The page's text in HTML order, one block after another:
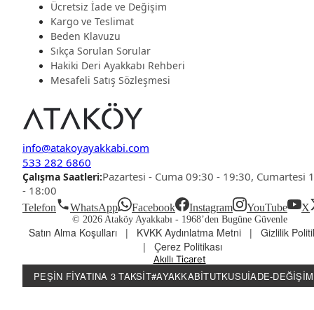
Ücretsiz İade ve Değişim
Kargo ve Teslimat
Beden Klavuzu
Sıkça Sorulan Sorular
Hakiki Deri Ayakkabı Rehberi
Mesafeli Satış Sözleşmesi
info@atakoyayakkabi.com
533 282 6860
Çalışma Saatleri:Pazartesi - Cuma 09:30 - 19:30, Cumartesi
- 18:00
Telefon WhatsApp Facebook Instagram YouTube X
© 2026 Ataköy Ayakkabı - 1968’den Bugüne Güvenle
Satın Alma Koşulları | KVKK Aydınlatma Metni |
Gizlilik
|
Çerez Politikası
Akıllı Ticaret
PEŞIN FIYATINA 3 TAKSIT#AYAKKABITUTKUSUİADE-DEĞIŞIM